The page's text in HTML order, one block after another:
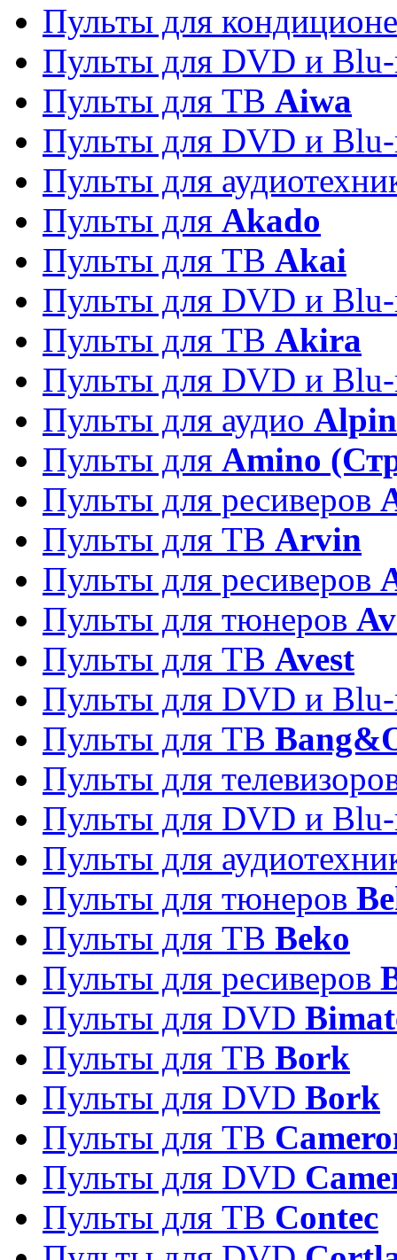
Пульты для
Пульты для DVD и
Пульты для ТВ Aiwa
Пульты для DVD и
Пульты для
Пульты для Akado
Пульты для ТВ Akai
Пульты для DVD и
Пульты для ТВ Akira
Пульты для DVD и
Пульты для аудио
Пульты для Amino
Пульты для ресиверов
Пульты для ТВ Arvin
Пульты для ресиверов
Пульты для тюнеров
Пульты для ТВ Avest
Пульты для DVD и
Пульты для ТВ
Пульты для
Пульты для DVD и
Пульты для
Пульты для тюнеров
Пульты для ТВ Beko
Пульты для ресиверов
Пульты для DVD
Пульты для ТВ Bork
Пульты для DVD Bork
Пульты для ТВ
Пульты для DVD
Пульты для ТВ Contec